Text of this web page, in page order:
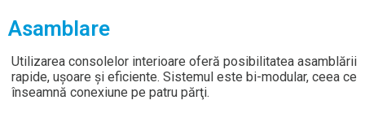
Asamblare
Utilizarea consolelor interioare oferă posibilitatea asamblării
rapide, uşoare şi eficiente. Sistemul este bi-modular, ceea ce
înseamnă conexiune pe patru părţi.